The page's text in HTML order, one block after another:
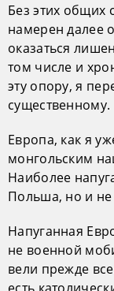
Без этих общих
намерен далее
оказаться
том числе и
эту опору, я
существенному.
Европа, как я
монгольским
Наиболее
Польша, но и не
Напуганная
не военной
вели прежде